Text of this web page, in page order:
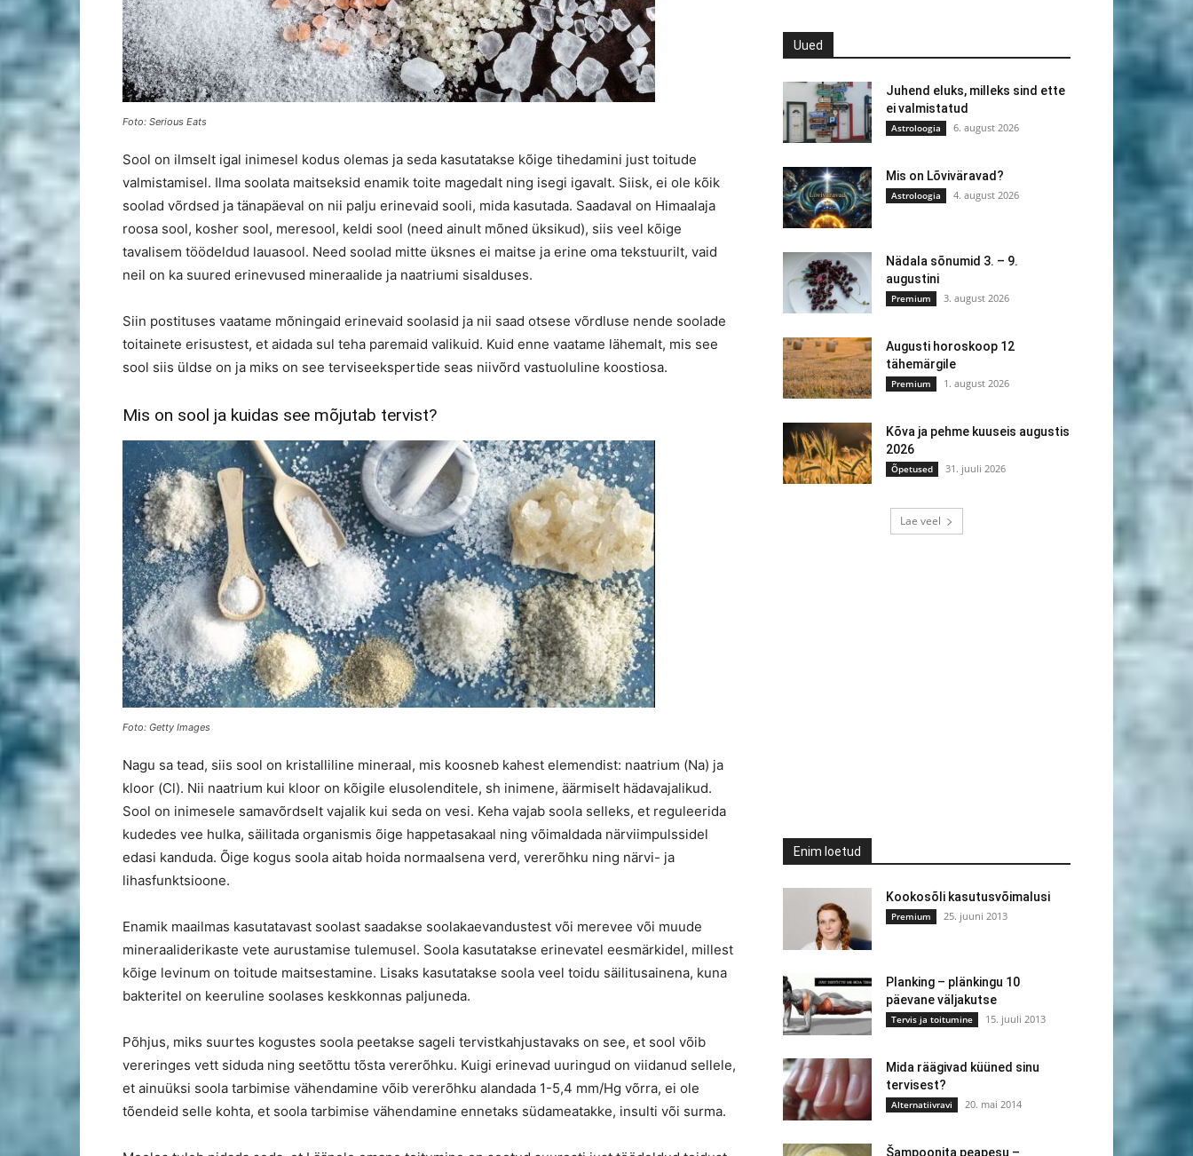
Foto: Serious Eats
Sool on ilmselt igal inimesel kodus olemas ja seda kasutatakse kõige tihedamini just toitude
valmistamisel. Ilma soolata maitseksid enamik toite magedalt ning isegi igavalt. Siisk, ei ole kõik
soolad võrdsed ja tänapäeval on nii palju erinevaid sooli, mida kasutada. Saadaval on Himaalaja
roosa sool, kosher sool, meresool, keldi sool (need ainult mõned üksikud), siis veel kõige
tavalisem töödeldud lauasool. Need soolad mitte üksnes ei maitse ja erine oma tekstuurilt, vaid
neil on ka suured erinevused mineraalide ja naatriumi sisalduses.
Siin postituses vaatame mõningaid erinevaid soolasid ja nii saad otsese võrdluse nende soolade
toitainete erisustest, et aidada sul teha paremaid valikuid. Kuid enne vaatame lähemalt, mis see
sool siis üldse on ja miks on see terviseekspertide seas niivõrd vastuoluline koostiosa.
Mis on sool ja kuidas see mõjutab tervist?
Foto: Getty Images
Nagu sa tead, siis sool on kristalliline mineraal, mis koosneb kahest elemendist: naatrium (Na) ja
kloor (Cl). Nii naatrium kui kloor on kõigile elusolenditele, sh inimene, äärmiselt hädavajalikud.
Sool on inimesele samavõrdselt vajalik kui seda on vesi. Keha vajab soola selleks, et reguleerida
kudedes vee hulka, säilitada organismis õige happetasakaal ning võimaldada närviimpulssidel
edasi kanduda. Õige kogus soola aitab hoida normaalsena verd, vererõhku ning närvi- ja
lihasfunktsioone.
Enamik maailmas kasutatavast soolast saadakse soolakaevandustest või merevee või muude
mineraaliderikaste vete aurustamise tulemusel. Soola kasutatakse erinevatel eesmärkidel, millest
kõige levinum on toitude maitsestamine. Lisaks kasutatakse soola veel toidu säilitusainena, kuna
bakteritel on keeruline soolases keskkonnas paljuneda.
Põhjus, miks suurtes kogustes soola peetakse sageli tervistkahjustavaks on see, et sool võib
vereringes vett siduda ning seetõttu tõsta vererõhku. Kuigi erinevad uuringud on viidanud sellele,
et ainuüksi soola tarbimise vähendamine võib vererõhku alandada 1-5,4 mm/Hg võrra, ei ole
tõendeid selle kohta, et soola tarbimise vähendamine ennetaks südameatakke, insulti või surma.
Uued
Juhend eluks, milleks sind ette
ei valmistatud
Astroloogia 6. august 2026
Mis on Lõviväravad?
Astroloogia 4. august 2026
Nädala sõnumid 3. – 9.
augustini
Premium 3. august 2026
Augusti horoskoop 12
tähemärgile
Premium 1. august 2026
Kõva ja pehme kuuseis augustis
2026
Õpetused 31. juuli 2026
Lae veel
Enim loetud
Kookosõli kasutusvõimalusi
Premium 25. juuni 2013
Planking – plänkingu 10
päevane väljakutse
Tervis ja toitumine 15. juuli 2013
Mida räägivad küüned sinu
tervisest?
Alternatiivravi 20. mai 2014
Šampoonita peapesu –